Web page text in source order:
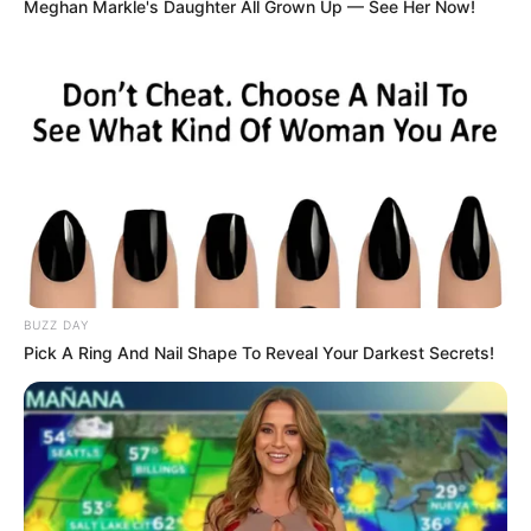
Daftar isi
Zulfa Maharani memulai karir di tahun 2011, ia sudah fokus pada
dunia seni peran. Tak menyia-nyiakan paras cantiknya, ia juga
terjun ke dunia modeling untuk menambah pengalamnnya di
industri entertaiment.
Sinetron pertama yang dibintanginya berjudul Si Kriwil (2010).
Kepandaiannya dalam berakting dapat ia buktinya dari hasil
aktingnya yang bagus.
Melihat bakat yang dimilikinya, ia kemudian kembali mendapat
tawaran untuk bermain sinetron bahkan mulai merambah ke dunia
Meghan Markle's Daughter All Grown Up — See Her Now!
BUZZ DAY
Pick A Ring And Nail Shape To Reveal Your Darkest Secrets!